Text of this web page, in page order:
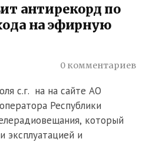
антирекорд по
на эфирную
0 комментариев
с.г. на на сайте АО
Республики
который
эксплуатацией и